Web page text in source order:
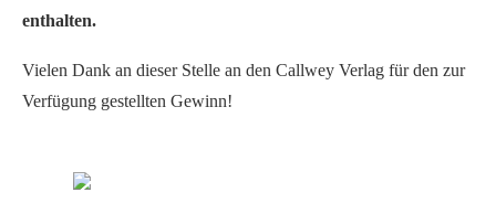
enthalten.
Vielen Dank an dieser Stelle an den Callwey Verlag für den zur
Verfügung gestellten Gewinn!